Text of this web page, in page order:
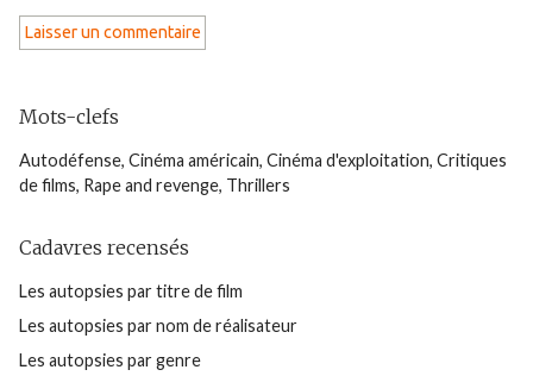
Mots-clefs
Autodéfense, Cinéma américain, Cinéma d'exploitation, Critiques
de films, Rape and revenge, Thrillers
Cadavres recensés
Les autopsies par titre de film
Les autopsies par nom de réalisateur
Les autopsies par genre